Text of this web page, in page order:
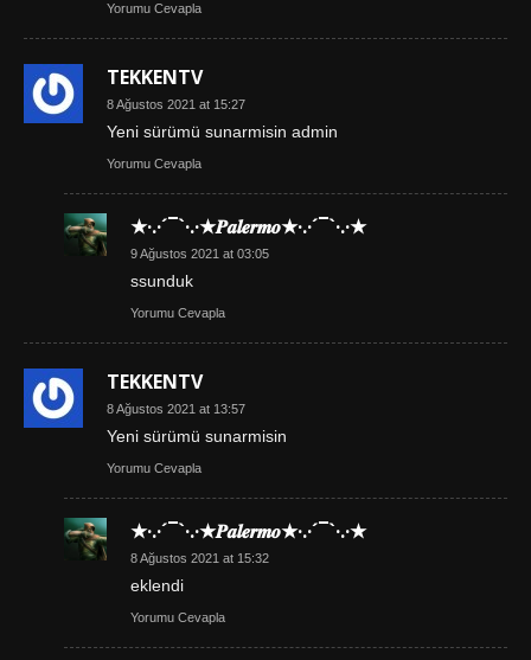
Yorumu Cevapla
TEKKENTV
8 Ağustos 2021 at 15:27
Yeni sürümü sunarmisin admin
Yorumu Cevapla
★·.·´¯`·.·★𝑷𝒂𝒍𝒆𝒓𝒎𝒐★·.·´¯`·.·★
9 Ağustos 2021 at 03:05
ssunduk
Yorumu Cevapla
TEKKENTV
8 Ağustos 2021 at 13:57
Yeni sürümü sunarmisin
Yorumu Cevapla
★·.·´¯`·.·★𝑷𝒂𝒍𝒆𝒓𝒎𝒐★·.·´¯`·.·★
8 Ağustos 2021 at 15:32
eklendi
Yorumu Cevapla